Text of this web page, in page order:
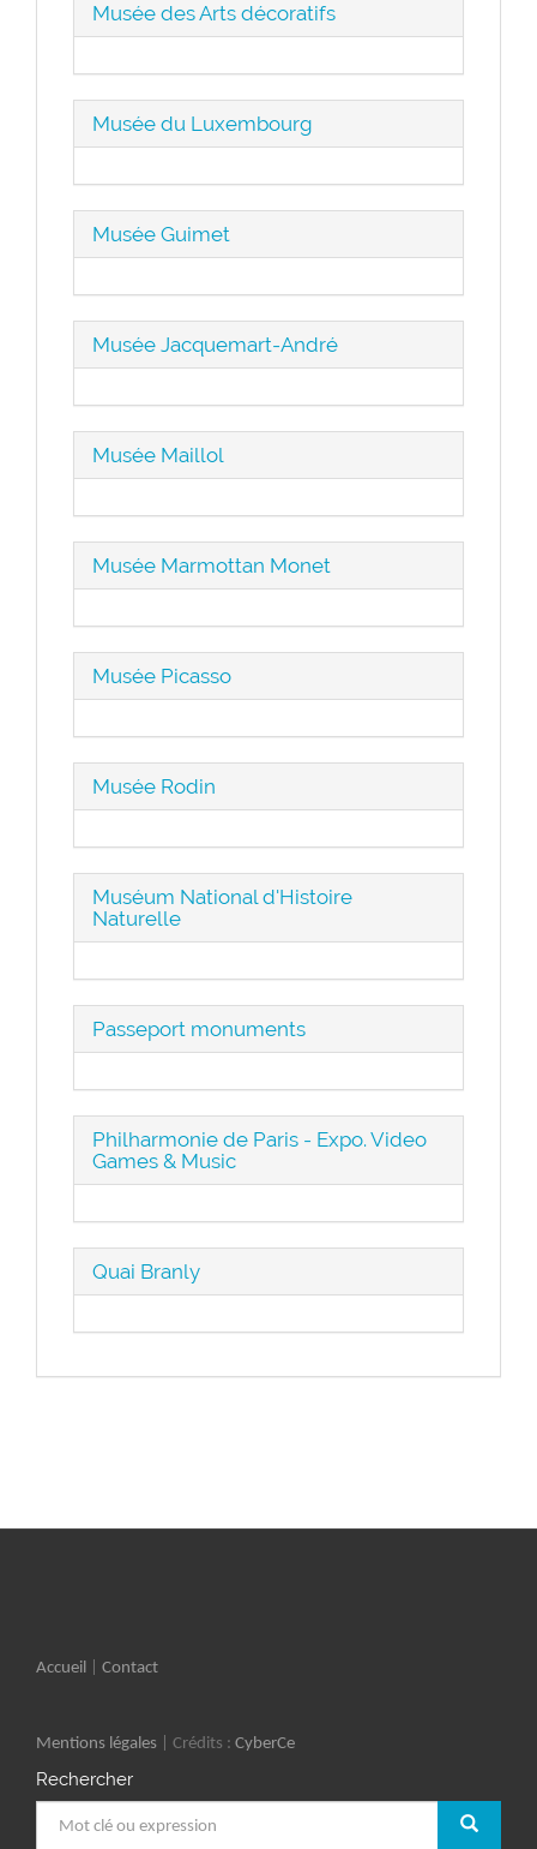
Musée des Arts décoratifs
Musée du Luxembourg
Musée Guimet
Musée Jacquemart-André
Musée Maillol
Musée Marmottan Monet
Musée Picasso
Musée Rodin
Muséum National d'Histoire
Naturelle
Passeport monuments
Philharmonie de Paris - Expo. Video
Games & Music
Quai Branly
Accueil Contact
Mentions légales | Crédits : CyberCe
Rechercher